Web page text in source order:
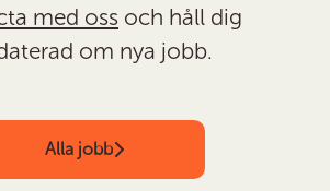
med oss och håll dig
om nya jobb.
Alla jobb